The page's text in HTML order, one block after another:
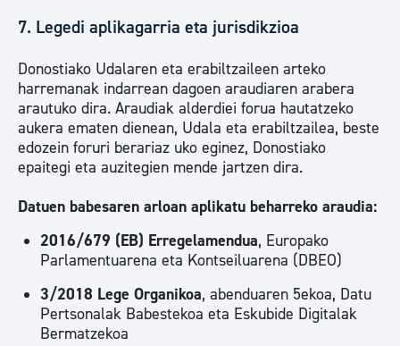
7. Legedi aplikagarria eta jurisdikzioa
Donostiako Udalaren eta erabiltzaileen arteko
harremanak indarrean dagoen araudiaren arabera
arautuko dira. Araudiak alderdiei forua hautatzeko
aukera ematen dienean, Udala eta erabiltzailea, beste
edozein foruri berariaz uko eginez, Donostiako
epaitegi eta auzitegien mende jartzen dira.
Datuen babesaren arloan aplikatu beharreko araudia:
2016/679 (EB) Erregelamendua, Europako
Parlamentuarena eta Kontseiluarena (DBEO)
3/2018 Lege Organikoa, abenduaren 5ekoa, Datu
Pertsonalak Babestekoa eta Eskubide Digitalak
Bermatzekoa